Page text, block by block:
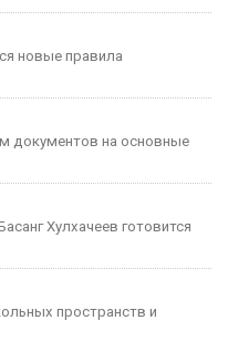
новые правила
документов на основные
Хулхачеев готовится
пространств и